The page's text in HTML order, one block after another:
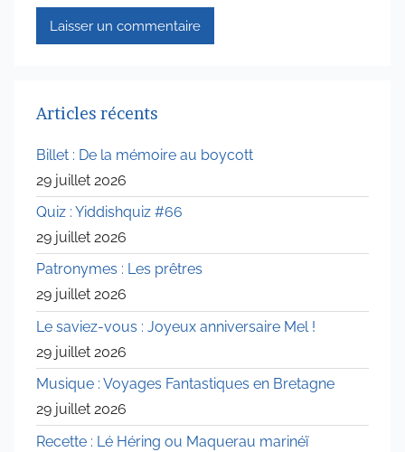
Articles récents
Billet : De la mémoire au boycott
29 juillet 2026
Quiz : Yiddishquiz #66
29 juillet 2026
Patronymes : Les prêtres
29 juillet 2026
Le saviez-vous : Joyeux anniversaire Mel !
29 juillet 2026
Musique : Voyages Fantastiques en Bretagne
29 juillet 2026
Recette : Lé Héring ou Maquerau marinéï